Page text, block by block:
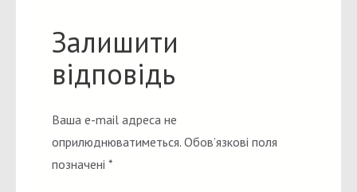
Залишити
відповідь
Ваша e-mail адреса не
оприлюднюватиметься. Обов’язкові поля
позначені *